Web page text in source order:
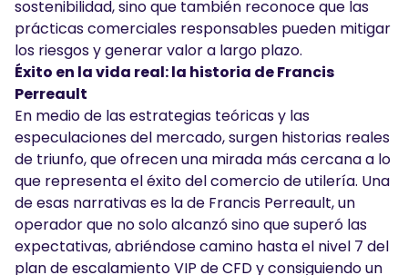
sostenibilidad, sino que también reconoce que las
prácticas comerciales responsables pueden mitigar
los riesgos y generar valor a largo plazo.
Éxito en la vida real: la historia de Francis
Perreault
En medio de las estrategias teóricas y las
especulaciones del mercado, surgen historias reales
de triunfo, que ofrecen una mirada más cercana a lo
que representa el éxito del comercio de utilería. Una
de esas narrativas es la de Francis Perreault, un
operador que no solo alcanzó sino que superó las
expectativas, abriéndose camino hasta el nivel 7 del
plan de escalamiento VIP de CFD y consiguiendo un